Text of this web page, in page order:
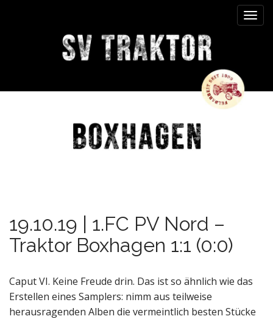
19.10.19 | 1.FC PV Nord –
Traktor Boxhagen 1:1 (0:0)
Caput VI. Keine Freude drin. Das ist so ähnlich wie das
Erstellen eines Samplers: nimm aus teilweise
herausragenden Alben die vermeintlich besten Stücke